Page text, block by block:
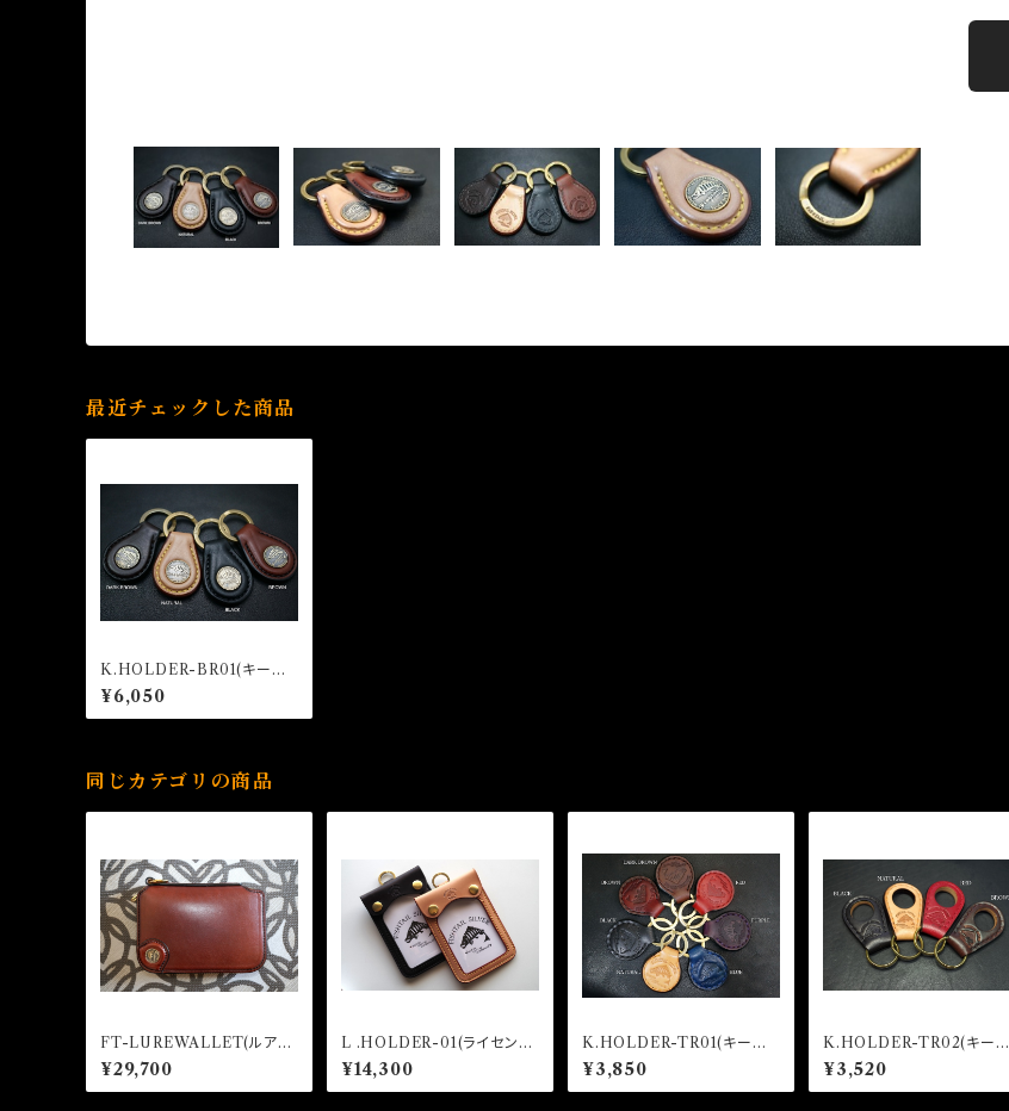
最近チェックした商品
K.HOLDER-BR01(キーホ
ルダー)
¥6,050
同じカテゴリの商品
FT-LUREWALLET(ルアー
ワレット)
¥29,700
L .HOLDER-01(ライセンス
ホルダー)
¥14,300
K.HOLDER-TR01(キーホ
ルダー)
¥3,850
K.HOLDER-TR02(キーホ
ルダー)
¥3,520